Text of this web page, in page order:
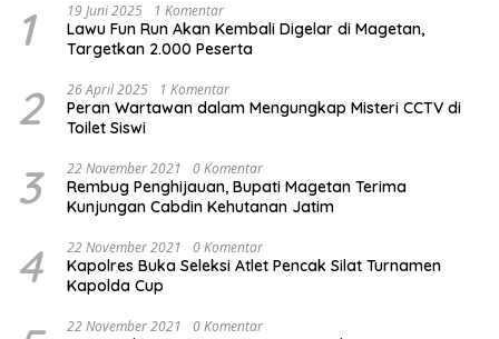
1 19 Juni 2025 1 Komentar
Lawu Fun Run Akan Kembali Digelar di Magetan,
Targetkan 2.000 Peserta
2 26 April 2025 1 Komentar
Peran Wartawan dalam Mengungkap Misteri CCTV di
Toilet Siswi
3 22 November 2021 0 Komentar
Rembug Penghijauan, Bupati Magetan Terima
Kunjungan Cabdin Kehutanan Jatim
4 22 November 2021 0 Komentar
Kapolres Buka Seleksi Atlet Pencak Silat Turnamen
Kapolda Cup
22 November 2021 0 Komentar